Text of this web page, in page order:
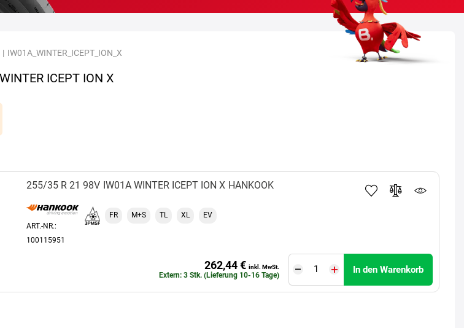
| IW01A_WINTER_ICEPT_ION_X
ICEPT ION X
HANKOOK
IW01A WINTER ICEPT ION X
255/35 R 21 98V
ART.-NR.:
100115951
FR M+S TL XL EV
262,44 € inkl. MwSt.
Extern: 3 Stk. (Lieferung 10-16 Tage) In den Warenkorb